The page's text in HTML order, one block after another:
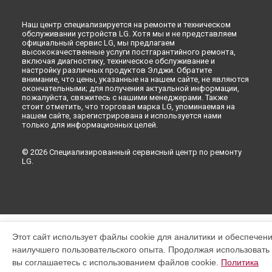
Наш центр специализируется на ремонте и техническом
обслуживании устройств LG. Хотя мы и не представляем
официальный сервис LG, мы предлагаем
высококачественные услуги постгарантийного ремонта,
включая диагностику, техническое обслуживание и
настройку различных продуктов Элджи. Обратите
внимание, что цены, указанные на нашем сайте, не являются
окончательными; для получения актуальной информации,
пожалуйста, свяжитесь с нашими менеджерами. Также
стоит отметить, что торговая марка LG, упоминаемая на
нашем сайте, зарегистрирована и используется нами
только для информационных целей.
© 2026 Специализированный сервисный центр по ремонту
LG.
Этот сайт использует файлы cookie для аналитики и
наилучшего пользовательского опыта. Продолжая использовать
вы соглашаетесь с использованием файлов cookie. Политика